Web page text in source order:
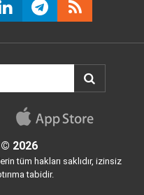
© 2026
tüm hakları saklıdır, izinsiz
tabidir.